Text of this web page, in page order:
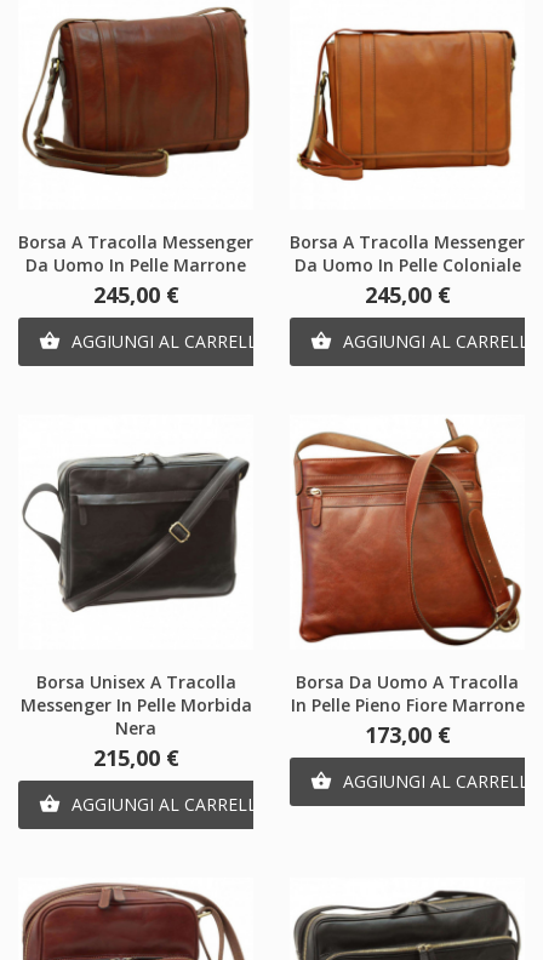
Borsa A Tracolla Messenger
Da Uomo In Pelle Marrone
Prezzo
245,00 €
 AGGIUNGI AL CARRELLO
Borsa A Tracolla Messenger
Da Uomo In Pelle Coloniale
Prezzo
245,00 €
 AGGIUNGI AL CARRELLO
Borsa Unisex A Tracolla
Messenger In Pelle Morbida
Nera
Prezzo
215,00 €
 AGGIUNGI AL CARRELLO
Borsa Da Uomo A Tracolla
In Pelle Pieno Fiore Marrone
Prezzo
173,00 €
 AGGIUNGI AL CARRELLO